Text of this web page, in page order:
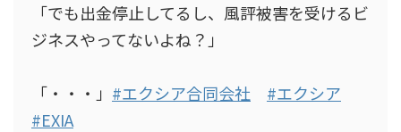
「でも出金停止してるし、風評被害を受けるビ
ジネスやってないよね？」
「・・・」 #エクシア合同会社
#エクシア
#EXIA